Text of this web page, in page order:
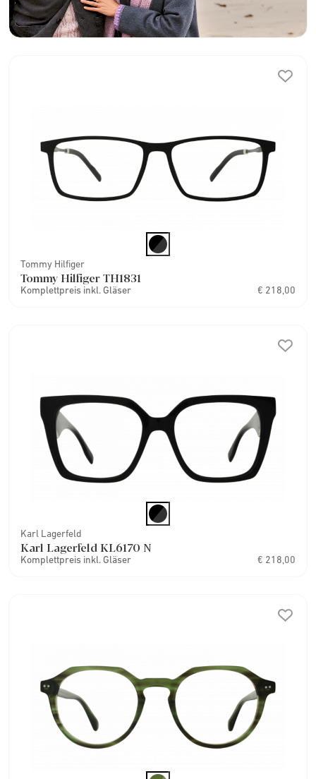
Tommy Hilfiger
Tommy Hilfiger TH1831
Komplettpreis inkl. Gläser € 218,00
Karl Lagerfeld
Karl Lagerfeld KL6170 N
Komplettpreis inkl. Gläser € 218,00